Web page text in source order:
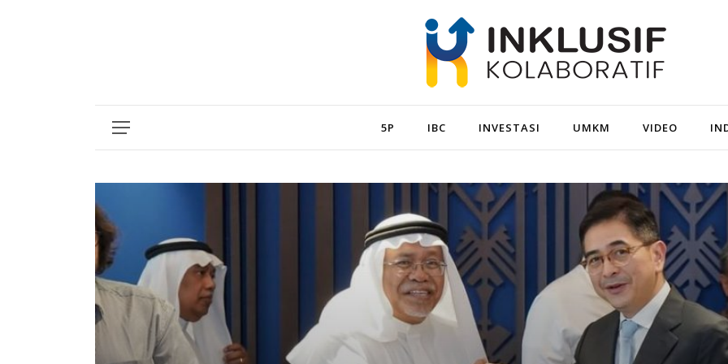
5P IBC INVESTASI UMKM VIDEO